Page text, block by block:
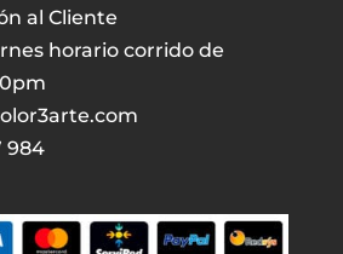
al Cliente
horario corrido de
984